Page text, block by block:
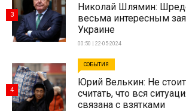
Николай Шлямин:
весьма интересным
Украине
00:50 | 22-05-2024
3
СОБЫТИЯ
Юрий Велькин: Не
считать, что вся
связана с взятками
4